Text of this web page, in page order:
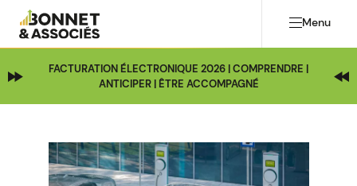
Menu
FACTURATION ÉLECTRONIQUE 2026 | COMPRENDRE |
ANTICIPER | ÊTRE ACCOMPAGNÉ